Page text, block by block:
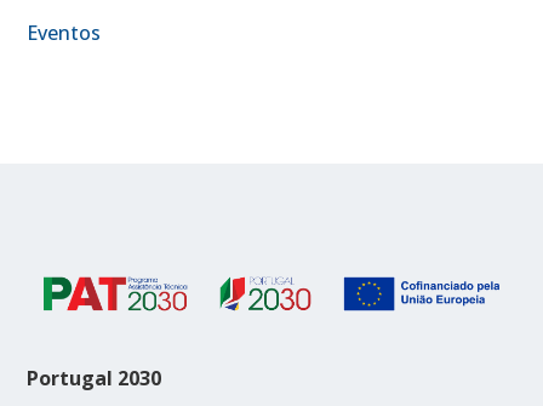
Eventos
Portugal 2030